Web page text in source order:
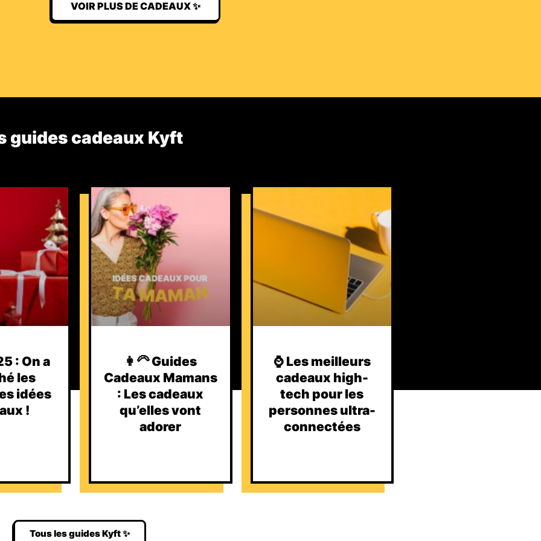
VOIR PLUS DE CADEAUX ✨
guides cadeaux Kyft​
: On a
les
idées
!
👩‍🦳 Guides
Cadeaux Mamans
: Les cadeaux
qu’elles vont
adorer
⌚️ Les meilleurs
cadeaux high-
tech pour les
personnes ultra-
connectées
Tous les guides Kyft ✨